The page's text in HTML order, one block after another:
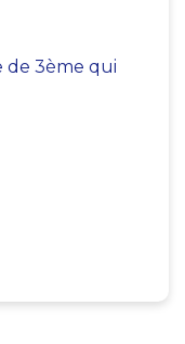
de 3ème qui